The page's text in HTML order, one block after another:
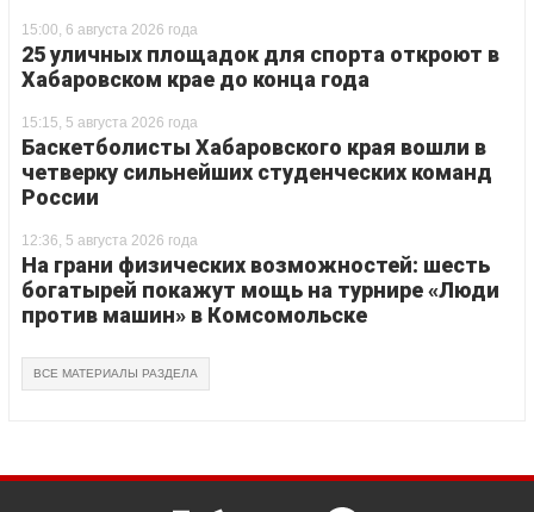
15:00, 6 августа 2026 года
25 уличных площадок для спорта откроют в
Хабаровском крае до конца года
15:15, 5 августа 2026 года
Баскетболисты Хабаровского края вошли в
четверку сильнейших студенческих команд
России
12:36, 5 августа 2026 года
На грани физических возможностей: шесть
богатырей покажут мощь на турнире «Люди
против машин» в Комсомольске
ВСЕ МАТЕРИАЛЫ РАЗДЕЛА